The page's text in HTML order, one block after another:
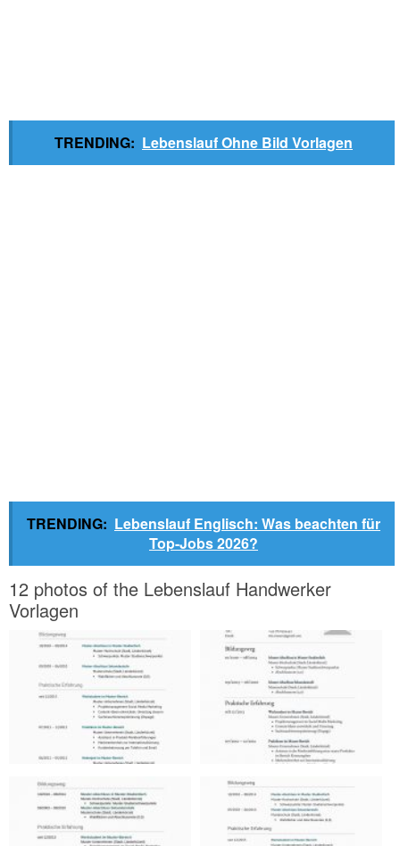
TRENDING: Lebenslauf Ohne Bild Vorlagen
TRENDING: Lebenslauf Englisch: Was beachten für
Top-Jobs 2026?
12 photos of the Lebenslauf Handwerker
Vorlagen